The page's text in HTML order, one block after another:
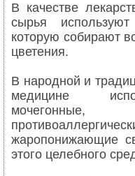
В качестве
сырья используют
которую собирают
цветения.
В народной и
медицине
мочегонные,
жаропонижающие
этого целебного